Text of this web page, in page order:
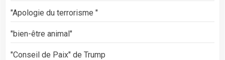
"Apologie du terrorisme "
"bien-être animal"
"Conseil de Paix" de Trump